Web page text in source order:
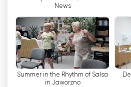
展，让居民参与电视节目的制
期报道社会、文化和体育活动
多彩的生活。
Telewizja dlaCiebie.在西里西
维策、乔佐夫、鲁达-斯拉斯卡
托姆、雅沃兹诺、梅斯洛维采
News
Summer in the Rhythm of Salsa
in Jaworzno